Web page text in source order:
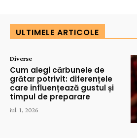
ULTIMELE ARTICOLE
Diverse
Cum alegi cărbunele de
grătar potrivit: diferențele
care influențează gustul și
timpul de preparare
iul. 1, 2026